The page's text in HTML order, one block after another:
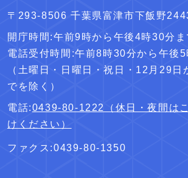
〒293-8506 千葉県富津市下飯野
開庁時間:午前9時から午後4時30分ま
電話受付時間:午前8時30分から午後
（土曜日・日曜日・祝日・12月29日
でを除く）
電話:0439-80-1222（休日・夜間は
けください）
ファクス:0439-80-1350